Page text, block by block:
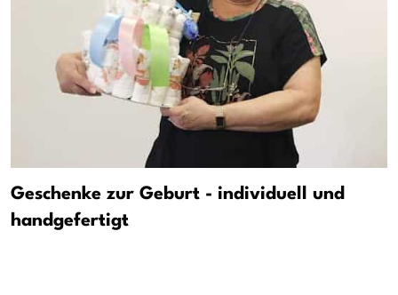
Geschenke zur Geburt - individuell und
handgefertigt